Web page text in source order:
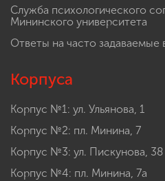
Служба психологического
Мининского университета
Ответы на часто задаваемые
Корпуса
Корпус №1: ул. Ульянова, 1
Корпус №2: пл. Минина, 7
Корпус №3: ул. Пискунова, 38
Корпус №4: пл. Минина, 7а